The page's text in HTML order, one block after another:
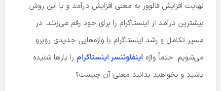
نهایت افزایش فالوور به معنی افزایش درآمد و با این روش
بیشترین درآمد از اینستاگرام را برای خود رقم می‌زنند. در
مسیر تکامل و رشد اینستاگرام با واژه‌هایی جدیدی روبرو
می‌شویم. حتماً واژه اینفلوئنسر اینستاگرام را بارها شنیده
باشید و بخواهید بدانید معنی آن چیست؟